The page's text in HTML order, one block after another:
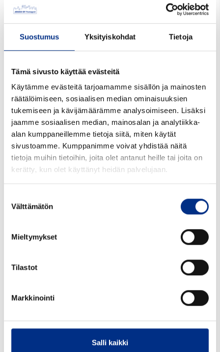
Suostumus Yksityiskohdat Tietoja
Tämä sivusto käyttää evästeitä
Käytämme evästeitä tarjoamamme sisällön ja mainosten
räätälöimiseen, sosiaalisen median ominaisuuksien
tukemiseen ja kävijämäärämme analysoimiseen. Lisäksi
jaamme sosiaalisen median, mainosalan ja analytiikka-
alan kumppaneillemme tietoja siitä, miten käytät
sivustoamme. Kumppanimme voivat yhdistää näitä
tietoja muihin tietoihin, joita olet antanut heille tai joita on
kerätty, kun olet käyttänyt heidän palvelujaan.
valinta
Välttämätön
Mieltymykset
Tilastot
Markkinointi
Salli kaikki
Pakkaustiedot:
72 kpl*150 kutistetta=10800
Minimitilausmäärä kpl:
72
Yhteensopivat tuotteet